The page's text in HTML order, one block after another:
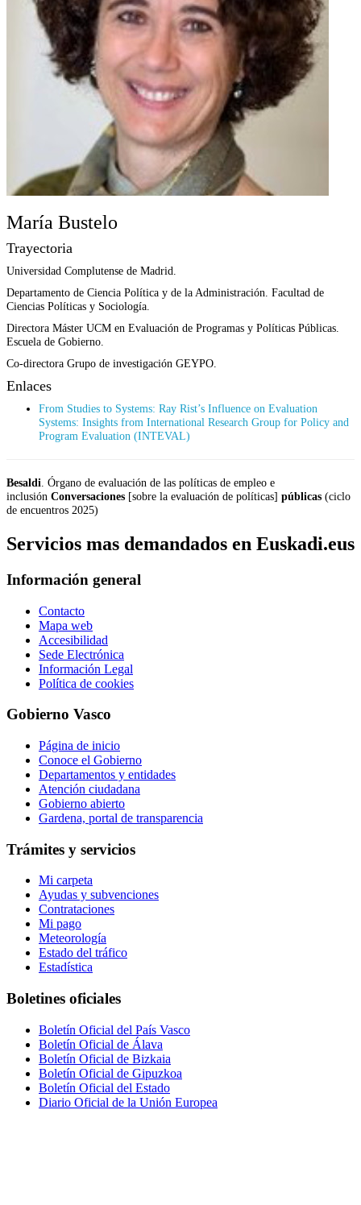
María Bustelo
Trayectoria
Universidad Complutense de Madrid.
Departamento de Ciencia Política y de la Administración. Facultad de
Ciencias Políticas y Sociología.
Directora Máster UCM en Evaluación de Programas y Políticas Públicas.
Escuela de Gobierno.
Co-directora Grupo de investigación GEYPO.
Enlaces
From Studies to Systems: Ray Rist’s Influence on Evaluation
Systems: Insights from International Research Group for Policy and
Program Evaluation (INTEVAL)
Besaldi . Órgano de evaluación de las políticas de empleo e
inclusión Conversaciones [sobre la evaluación de políticas] públicas (ciclo
de encuentros 2025)
Servicios mas demandados en Euskadi.eus
Información general
Contacto
Mapa web
Accesibilidad
Sede Electrónica
Información Legal
Política de cookies
Gobierno Vasco
Página de inicio
Conoce el Gobierno
Departamentos y entidades
Atención ciudadana
Gobierno abierto
Gardena, portal de transparencia
Trámites y servicios
Mi carpeta
Ayudas y subvenciones
Contrataciones
Mi pago
Meteorología
Estado del tráfico
Estadística
Boletines oficiales
Boletín Oficial del País Vasco
Boletín Oficial de Álava
Boletín Oficial de Bizkaia
Boletín Oficial de Gipuzkoa
Boletín Oficial del Estado
Diario Oficial de la Unión Europea